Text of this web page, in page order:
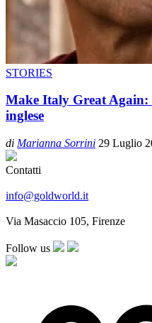
STORIES
Make Italy Great
inglese
di Marianna Sorrini 29 Luglio
Contatti
info@goldworld.it
Via Masaccio 105, Firenze
Follow us